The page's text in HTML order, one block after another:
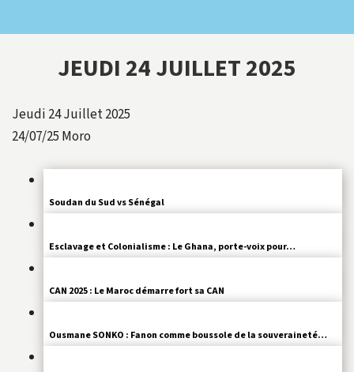
JEUDI 24 JUILLET 2025
Jeudi 24 Juillet 2025
24/07/25 Moro
Soudan du Sud vs Sénégal
Esclavage et Colonialisme : Le Ghana, porte-voix pour…
CAN 2025 : Le Maroc démarre fort sa CAN
Ousmane SONKO : Fanon comme boussole de la souveraineté…